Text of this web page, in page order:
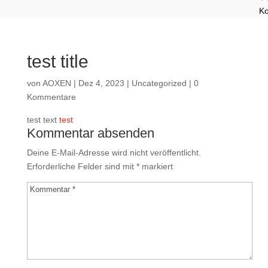
test title
von AOXEN | Dez 4, 2023 | Uncategorized | 0
Kommentare
test text test
Kommentar absenden
Deine E-Mail-Adresse wird nicht veröffentlicht.
Erforderliche Felder sind mit *markiert